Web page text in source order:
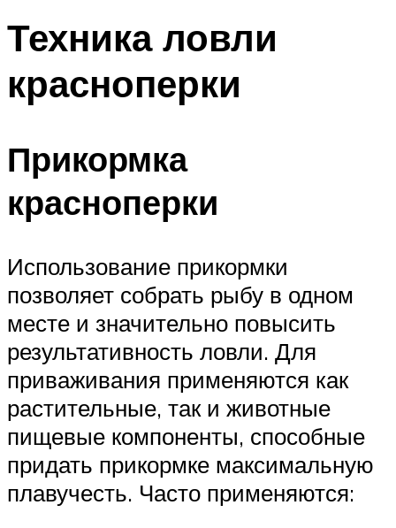
Техника ловли
красноперки
Прикормка
красноперки
Использование прикормки
позволяет собрать рыбу в одном
месте и значительно повысить
результативность ловли. Для
приваживания применяются как
растительные, так и животные
пищевые компоненты, способные
придать прикормке максимальную
плавучесть. Часто применяются: